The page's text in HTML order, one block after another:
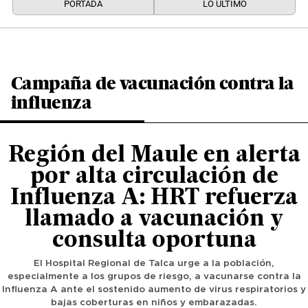
PORTADA LO ÚLTIMO
Campaña de vacunación contra la
influenza
Región del Maule en alerta
por alta circulación de
Influenza A: HRT refuerza
llamado a vacunación y
consulta oportuna
El Hospital Regional de Talca urge a la población,
especialmente a los grupos de riesgo, a vacunarse contra la
Influenza A ante el sostenido aumento de virus respiratorios y
bajas coberturas en niños y embarazadas.